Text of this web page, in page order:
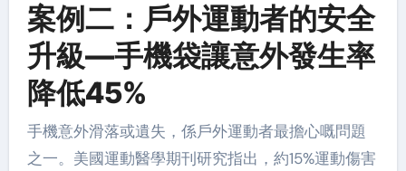
案例二：戶外運動者的安全
升級—手機袋讓意外發生率
降低45%
手機意外滑落或遺失，係戶外運動者最擔心嘅問題
之一。美國運動醫學期刊研究指出，約15%運動傷害